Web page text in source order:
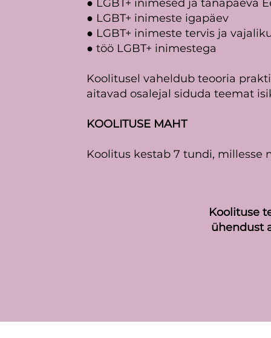
● LGBT+ inimesed ja tänapäeva
● LGBT+ inimeste igapäev
● LGBT+ inimeste tervis ja
● töö LGBT+ inimestega
Koolitusel vaheldub teooria
aitavad osalejal siduda teemat
KOOLITUSE MAHT
Koolitus kestab 7 tundi, millesse
Koolituse
ühendust